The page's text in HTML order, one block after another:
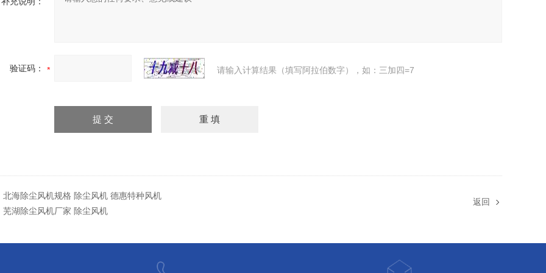
验证码： 请输入计算结果（填写阿拉伯数字），如：三加四=7
北海除尘风机规格 除尘风机 德惠特种风机
芜湖除尘风机厂家 除尘风机
返回